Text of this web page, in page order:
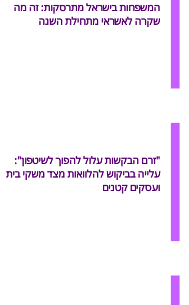
המשפחות בישראל מתרסקות: זה מה
שקרה לאשראי מתחילת השנה
"זרם הבקשות עלול להפוך לשיטפון":
עלייה בביקוש להלוואות מצד משקי בית
ועסקים קטנים